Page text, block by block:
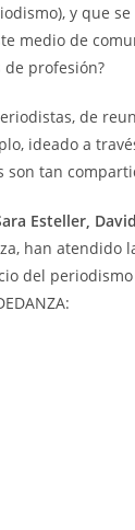
y que
medio de
de profesión?
de
ideado a
tan
Esteller,
han atendido
del